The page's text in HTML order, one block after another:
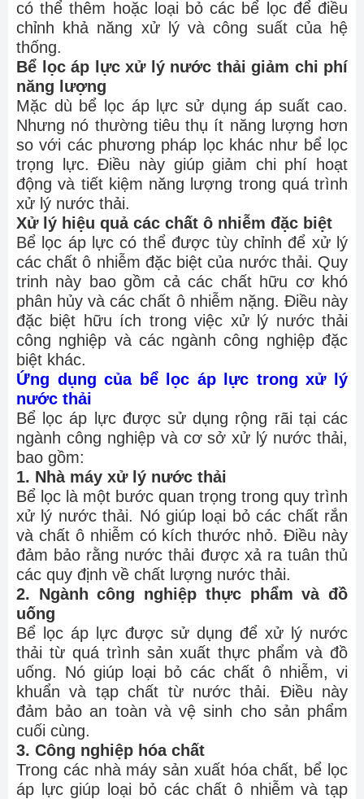
có thể thêm hoặc loại bỏ các bể lọc để điều
chỉnh khả năng xử lý và công suất của hệ
thống.
Bể lọc áp lực xử lý nước thải giảm chi phí
năng lượng
Mặc dù bể lọc áp lực sử dụng áp suất cao.
Nhưng nó thường tiêu thụ ít năng lượng hơn
so với các phương pháp lọc khác như bể lọc
trọng lực. Điều này giúp giảm chi phí hoạt
động và tiết kiệm năng lượng trong quá trình
xử lý nước thải.
Xử lý hiệu quả các chất ô nhiễm đặc biệt
Bể lọc áp lực có thể được tùy chỉnh để xử lý
các chất ô nhiễm đặc biệt của nước thải. Quy
trinh này bao gồm cả các chất hữu cơ khó
phân hủy và các chất ô nhiễm nặng. Điều này
đặc biệt hữu ích trong việc xử lý nước thải
công nghiệp và các ngành công nghiệp đặc
biệt khác.
Ứng dụng của bể lọc áp lực trong xử lý
nước thải
Bể lọc áp lực được sử dụng rộng rãi tại các
ngành công nghiệp và cơ sở xử lý nước thải,
bao gồm:
1. Nhà máy xử lý nước thải
Bể lọc là một bước quan trọng trong quy trình
xử lý nước thải. Nó giúp loại bỏ các chất rắn
và chất ô nhiễm có kích thước nhỏ. Điều này
đảm bảo rằng nước thải được xả ra tuân thủ
các quy định về chất lượng nước thải.
2. Ngành công nghiệp thực phẩm và đồ
uống
Bể lọc áp lực được sử dụng để xử lý nước
thải từ quá trình sản xuất thực phẩm và đồ
uống. Nó giúp loại bỏ các chất ô nhiễm, vi
khuẩn và tạp chất từ nước thải. Điều này
đảm bảo an toàn và vệ sinh cho sản phẩm
cuối cùng.
3. Công nghiệp hóa chất
Trong các nhà máy sản xuất hóa chất, bể lọc
áp lực giúp loại bỏ các chất ô nhiễm và tạp